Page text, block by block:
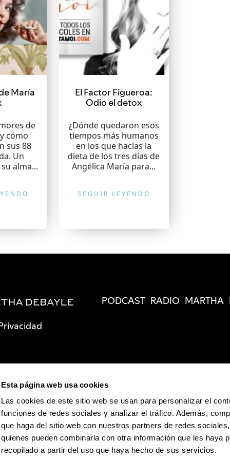
Esta página web usa cookies
Las cookies de este sitio web se usan para personalizar el
funciones de redes sociales y analizar el tráfico. Además,
que haga del sitio web con nuestros partners de redes
quienes pueden combinarla con otra información que les haya
recopilado a partir del uso que haya hecho de sus servicios.
María
de
cómo
sus 88
Un
alma...
El Factor Figueroa:
Odio el detox
¿Dónde quedaron esos
tiempos más humanos
en los que hacías la
dieta de los tres días de
Angélica María para...
SEGUIR LEYENDO
PODCAST RADIO MARTHA